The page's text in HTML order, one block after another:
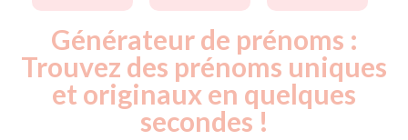
Générateur de prénoms :
Trouvez des prénoms uniques
et originaux en quelques
secondes !